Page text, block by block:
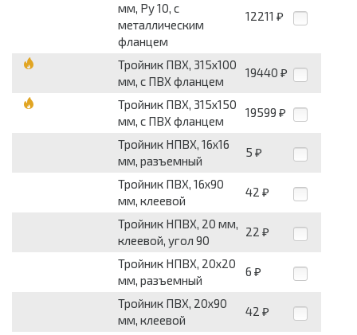
мм, Pу 10, с
металлическим
фланцем
12211 ₽
Тройник ПВХ, 315x100
мм, с ПВХ фланцем
19440 ₽
Тройник ПВХ, 315x150
мм, с ПВХ фланцем
19599 ₽
Тройник НПВХ, 16x16
мм, разъемный
5 ₽
Тройник ПВХ, 16x90
мм, клеевой
42 ₽
Тройник НПВХ, 20 мм,
клеевой, угол 90
22 ₽
Тройник НПВХ, 20x20
мм, разъемный
6 ₽
Тройник ПВХ, 20x90
мм, клеевой
42 ₽